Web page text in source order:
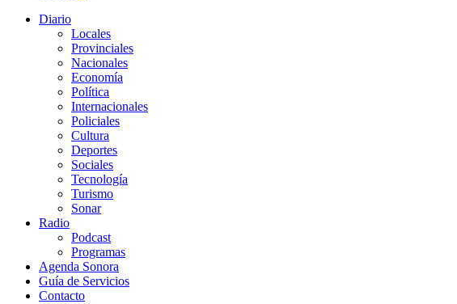
Diario
Locales
Provinciales
Nacionales
Economía
Política
Internacionales
Policiales
Cultura
Deportes
Sociales
Tecnología
Turismo
Sonar
Radio
Podcast
Programas
Agenda Sonora
Guía de Servicios
Contacto